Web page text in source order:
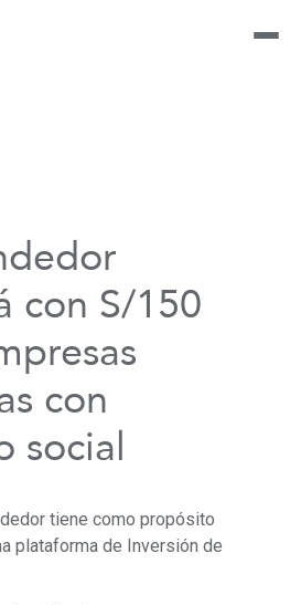
con S/150
con
social
tiene como propósito
plataforma de Inversión de